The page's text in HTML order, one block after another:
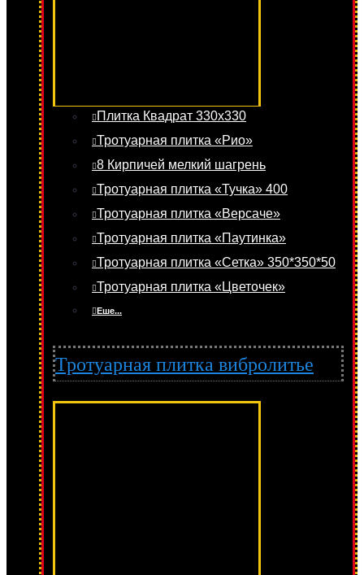
Плитка Квадрат 330х330
Тротуарная плитка «Рио»
8 Кирпичей мелкий шагрень
Тротуарная плитка «Тучка» 400
Тротуарная плитка «Версаче»
Тротуарная плитка «Паутинка»
Тротуарная плитка «Сетка» 350*350*50
Тротуарная плитка «Цветочек»
Еше...
Тротуарная плитка вибролитье